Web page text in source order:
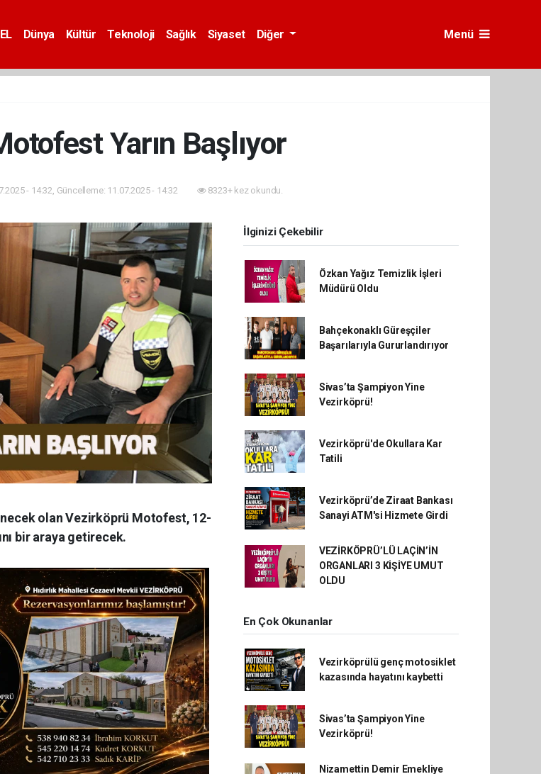
Dünya Kültür Teknoloji Sağlık Siyaset Diğer Menü
Yarın Başlıyor
- 14:32, Güncelleme: 11.07.2025 - 14:32 8323+ kez okundu.
olan Vezirköprü Motofest, 12-
bir araya getirecek.
İlginizi Çekebilir
Özkan Yağız Temizlik İşleri
Müdürü Oldu
Bahçekonaklı Güreşçiler
Başarılarıyla Gururlandırıyor
Sivas’ta Şampiyon Yine
Vezirköprü!
Vezirköprü'de Okullara Kar
Tatili
Vezirköprü’de Ziraat Bankası
Sanayi ATM'si Hizmete Girdi
VEZİRKÖPRÜ’LÜ LAÇİN’İN
ORGANLARI 3 KİŞİYE UMUT
OLDU
En Çok Okunanlar
Vezirköprülü genç motosiklet
kazasında hayatını kaybetti
Sivas’ta Şampiyon Yine
Vezirköprü!
Nizamettin Demir Emekliye